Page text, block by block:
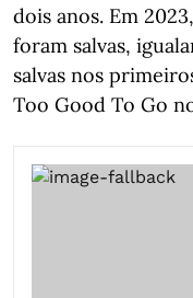
dois anos. Em
foram salvas,
salvas nos
Too Good To Go